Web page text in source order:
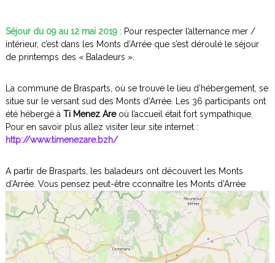
u
r
s
e
L
'
E
u
a
i
r
e
g
n
o
u
t
,
p
r
e
n
d
s
l
Séjour du 09 au 12 mai 2019: Pour respecter l’alternance mer /
intérieur, c’est dans les Monts d’Arrée que s’est déroulé le séjour
de printemps des « Baladeurs ».
La commune de Brasparts, où se trouve le lieu d’hébergement, se
situe sur le versant sud des Monts d’Arrée. Les 36 participants ont
été hébergé à Ti Menez Areoù l’accueil était fort sympathique.
Pour en savoir plus allez visiter leur site internet :
http://www.timenezare.bzh/
A partir de Brasparts, les baladeurs ont découvert les Monts
d’Arrée. Vous pensez peut-être cconnaître les Monts d’Arrée